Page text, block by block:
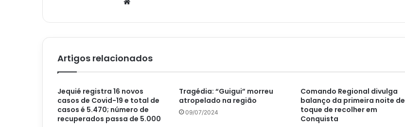
Artigos relacionados
Jequié registra 16 novos
casos de Covid-19 e total de
casos é 5.470; número de
recuperados passa de 5.000
Tragédia: “Guigui” morreu
atropelado na região
09/07/2024
Comando Regional divulga
balanço da primeira noite de
toque de recolher em
Conquista